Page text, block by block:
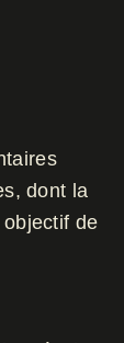
dont la
de